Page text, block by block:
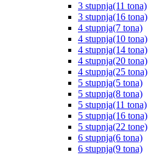
3 stupnja(11 tona)
3 stupnja(16 tona)
4 stupnja(7 tona)
4 stupnja(10 tona)
4 stupnja(14 tona)
4 stupnja(20 tona)
4 stupnja(25 tona)
5 stupnja(5 tona)
5 stupnja(8 tona)
5 stupnja(11 tona)
5 stupnja(16 tona)
5 stupnja(22 tone)
6 stupnja(6 tona)
6 stupnja(9 tona)